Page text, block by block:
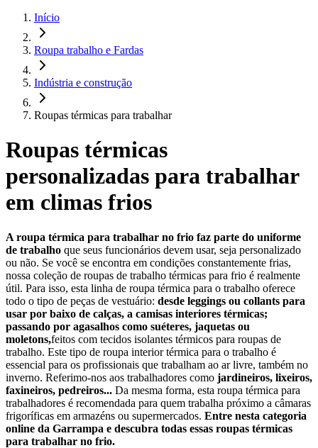
Início
Roupa trabalho e Fardas
Indústria e construção
Roupas térmicas para trabalhar
Roupas térmicas
personalizadas para trabalhar
em climas frios
A roupa térmica para trabalhar no frio faz parte do uniforme
de trabalho que seus funcionários devem usar, seja personalizado
ou não. Se você se encontra em condições constantemente frias,
nossa coleção de roupas de trabalho térmicas para frio é realmente
útil. Para isso, esta linha de roupa térmica para o trabalho oferece
todo o tipo de peças de vestuário: desde leggings ou collants para
usar por baixo de calças, a camisas interiores térmicas;
passando por agasalhos como suéteres, jaquetas ou
moletons,feitos com tecidos isolantes térmicos para roupas de
trabalho. Este tipo de roupa interior térmica para o trabalho é
essencial para os profissionais que trabalham ao ar livre, também no
inverno. Referimo-nos aos trabalhadores como jardineiros, lixeiros,
faxineiros, pedreiros... Da mesma forma, esta roupa térmica para
trabalhadores é recomendada para quem trabalha próximo a câmaras
frigoríficas em armazéns ou supermercados. Entre nesta categoria
online da Garrampa e descubra todas essas roupas térmicas
para trabalhar no frio.